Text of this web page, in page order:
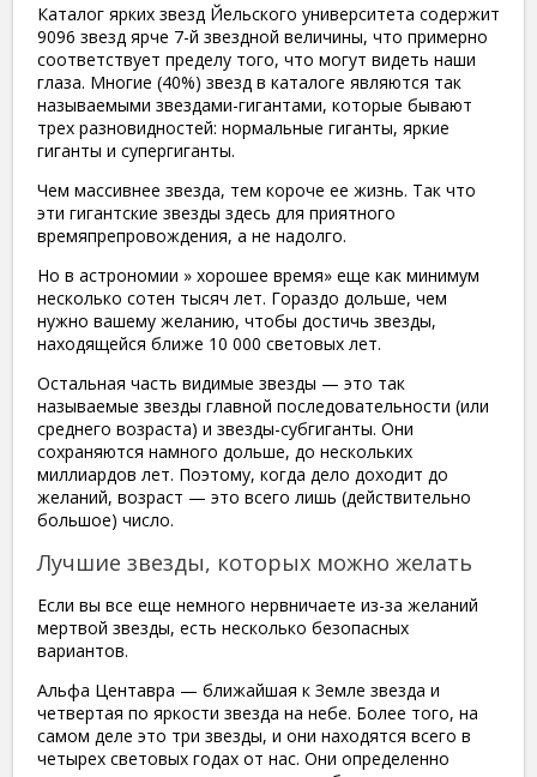
Каталог ярких звезд Йельского университета содержит
9096 звезд ярче 7-й звездной величины, что примерно
соответствует пределу того, что могут видеть наши
глаза. Многие (40%) звезд в каталоге являются так
называемыми звездами-гигантами, которые бывают
трех разновидностей: нормальные гиганты, яркие
гиганты и супергиганты.
Чем массивнее звезда, тем короче ее жизнь. Так что
эти гигантские звезды здесь для приятного
времяпрепровождения, а не надолго.
Но в астрономии » хорошее время» еще как минимум
несколько сотен тысяч лет. Гораздо дольше, чем
нужно вашему желанию, чтобы достичь звезды,
находящейся ближе 10 000 световых лет.
Остальная часть видимые звезды — это так
называемые звезды главной последовательности (или
среднего возраста) и звезды-субгиганты. Они
сохраняются намного дольше, до нескольких
миллиардов лет. Поэтому, когда дело доходит до
желаний, возраст — это всего лишь (действительно
большое) число.
Лучшие звезды, которых можно желать
Если вы все еще немного нервничаете из-за желаний
мертвой звезды, есть несколько безопасных
вариантов.
Альфа Центавра — ближайшая к Земле звезда и
четвертая по яркости звезда на небе. Более того, на
самом деле это три звезды, и они находятся всего в
четырех световых годах от нас. Они определенно